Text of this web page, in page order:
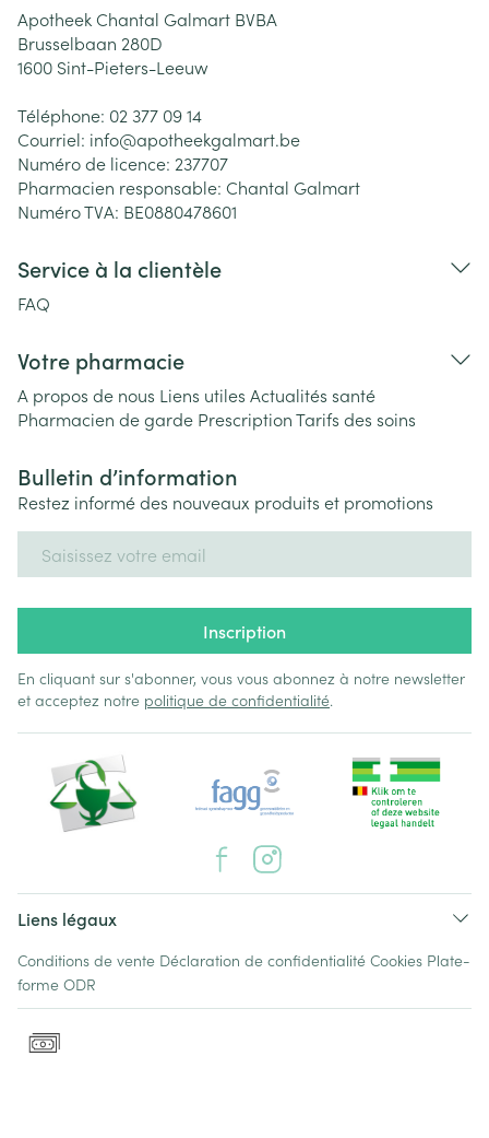
Apotheek Chantal Galmart BVBA
Brusselbaan 280D
1600 Sint-Pieters-Leeuw
Téléphone: 02 377 09 14
Courriel: info@apotheekgalmart.be
Numéro de licence: 237707
Pharmacien responsable: Chantal Galmart
Numéro TVA: BE0880478601
Service à la clientèle
FAQ
Votre pharmacie
A propos de nous Liens utiles Actualités santé
Pharmacien de garde PrescriptionTarifs des soins
Bulletin d’information
Restez informé des nouveaux produits et promotions
Inscription
En cliquant sur s'abonner, vous vous abonnez à notre newsletter
et acceptez notre politique de confidentialité.
Liens légaux
Conditions de vente Déclaration de confidentialité Cookies Plate-
forme ODR